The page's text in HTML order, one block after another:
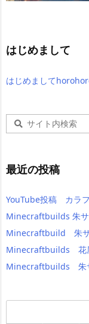
はじめまして
はじめまして
最近の投稿
YouTube投稿 カラ
Minecraftbuilds 朱
Minecraftbuild 朱
Minecraftbuilds 花
Minecraftbuilds 朱